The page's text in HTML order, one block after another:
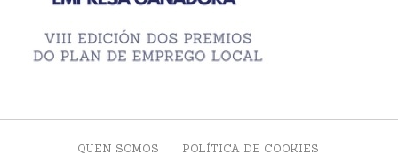
QUEN SOMOS POLÍTICA DE COOKIES